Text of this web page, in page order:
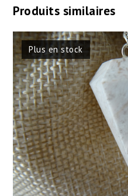
Produits similaires
Plus en stock